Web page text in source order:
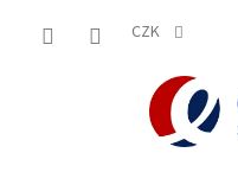
CZK
shop.etriatlon.cz -